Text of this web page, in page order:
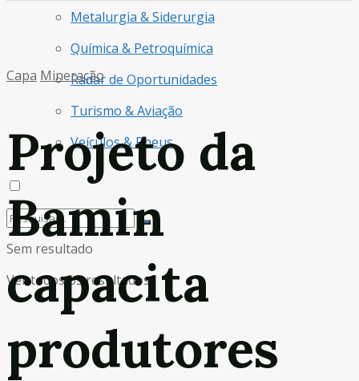
Metalurgia & Siderurgia
Química & Petroquímica
Radar de Oportunidades
Turismo & Aviação
Veículos & Pneus
Sem resultado
Ver todos os resultados
Capa Mineração
Projeto da
Bamin
capacita
produtores